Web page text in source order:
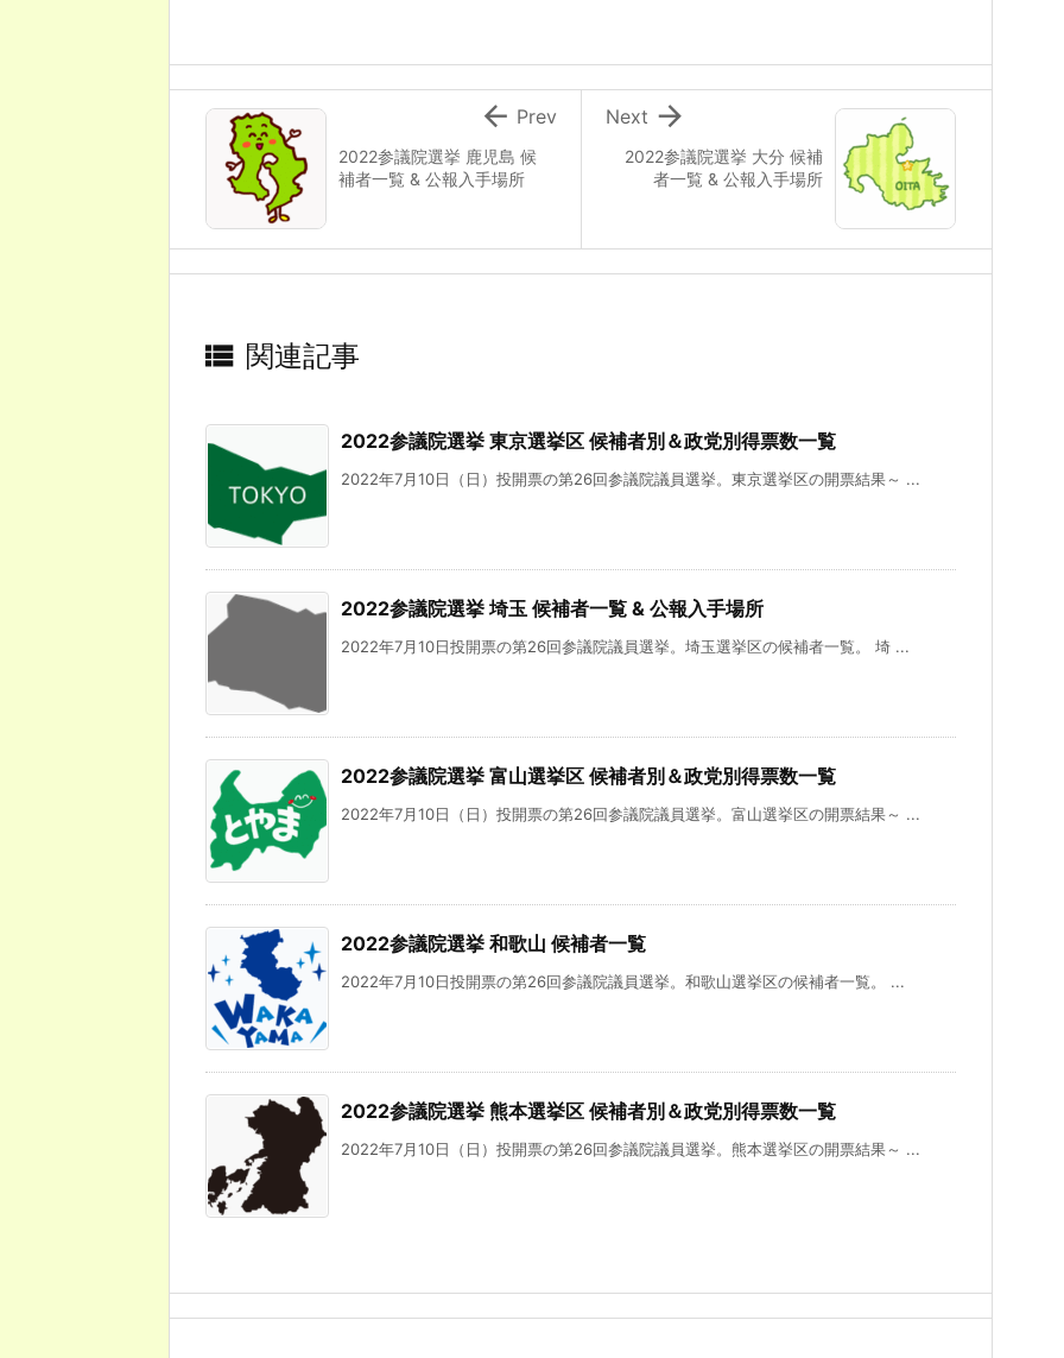
2022参議院選挙 大分 候補
者一覧 & 公報入手場所

Next
2022参議院選挙 鹿児島 候
補者一覧 & 公報入手場所
 Prev
 関連記事
2022参議院選挙 東京選挙区 候補者別＆政党別得票数一覧
2022年7月10日（日）投開票の第26回参議院議員選挙。東京選挙区の開票結果～ ...
2022参議院選挙 埼玉 候補者一覧 & 公報入手場所
2022年7月10日投開票の第26回参議院議員選挙。埼玉選挙区の候補者一覧。 埼 ...
2022参議院選挙 富山選挙区 候補者別＆政党別得票数一覧
2022年7月10日（日）投開票の第26回参議院議員選挙。富山選挙区の開票結果～ ...
2022参議院選挙 和歌山 候補者一覧
2022年7月10日投開票の第26回参議院議員選挙。和歌山選挙区の候補者一覧。 ...
2022参議院選挙 熊本選挙区 候補者別＆政党別得票数一覧
2022年7月10日（日）投開票の第26回参議院議員選挙。熊本選挙区の開票結果～ ...